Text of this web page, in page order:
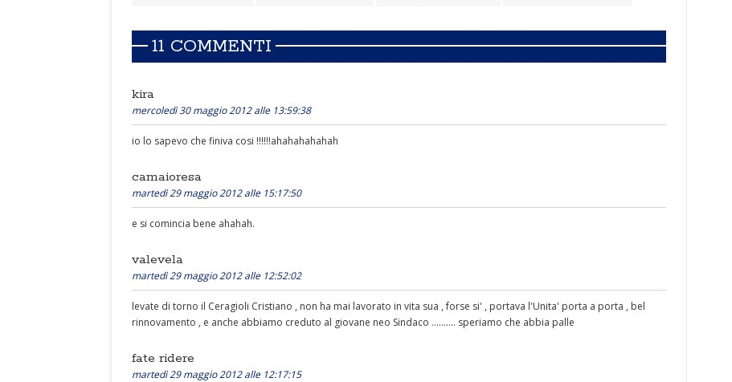
11 COMMENTI
kira
mercoledì 30 maggio 2012 alle 13:59:38
io lo sapevo che finiva cosi !!!!!!ahahahahahah
camaioresa
martedì 29 maggio 2012 alle 15:17:50
e si comincia bene ahahah.
valevela
martedì 29 maggio 2012 alle 12:52:02
levate di torno il Ceragioli Cristiano , non ha mai lavorato in vita sua , forse si' , portava l'Unita' porta a porta , bel
rinnovamento , e anche abbiamo creduto al giovane neo Sindaco .......... speriamo che abbia palle
fate ridere
martedì 29 maggio 2012 alle 12:17:15